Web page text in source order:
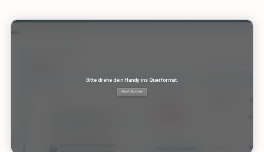
Du kannst Dokumente einfach einfordern und bestätigen.